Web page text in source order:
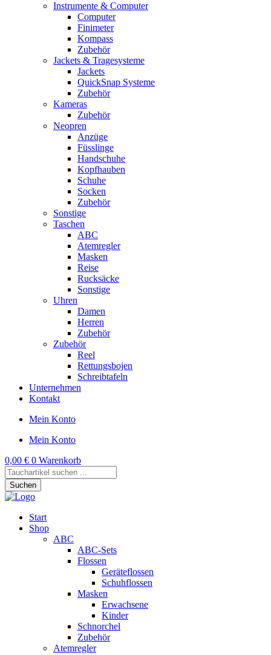
Instrumente & Computer
Computer
Finimeter
Kompass
Zubehör
Jackets & Tragesysteme
Jackets
QuickSnap Systeme
Zubehör
Kameras
Zubehör
Neopren
Anzüge
Füsslinge
Handschuhe
Kopfhauben
Schuhe
Socken
Zubehör
Sonstige
Taschen
ABC
Atemregler
Masken
Reise
Rucksäcke
Sonstige
Uhren
Damen
Herren
Zubehör
Zubehör
Reel
Rettungsbojen
Schreibtafeln
Unternehmen
Kontakt
Mein Konto
Mein Konto
0,00 € 0 Warenkorb
Products
search
Suchen
Start
Shop
ABC
ABC-Sets
Flossen
Geräteflossen
Schuhflossen
Masken
Erwachsene
Kinder
Schnorchel
Zubehör
Atemregler